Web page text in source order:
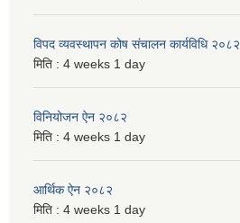
विपद व्यवस्थापन कोष संचालन कार्यविधि २०८२
मिति : 4 weeks 1 day
विनियोजन ऐन २०८२
मिति : 4 weeks 1 day
आर्थिक ऐन २०८२
मिति : 4 weeks 1 day